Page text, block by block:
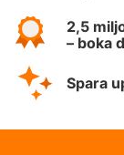
2,5
– boka
Spara